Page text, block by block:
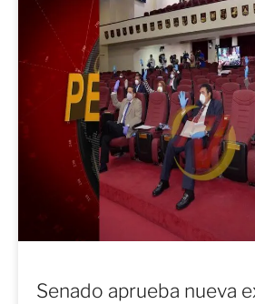
Senado aprueba nueva